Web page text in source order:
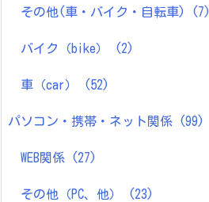
その他(車・バイク・自転車) (7)
バイク（bike） (2)
車（car） (52)
パソコン・携帯・ネット関係 (99)
WEB関係 (27)
その他（PC、他） (23)